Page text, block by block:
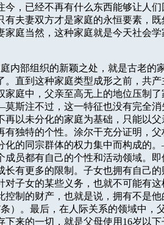
，已经不再有什么东西能够让人们
有夫妻双方才是家庭的永恒要素，
家庭当然，这种家庭就是今天社会
部组织的新颖之处，就是古老的
。直到这种家庭类型成形之前，共
家庭中，父亲至高无上的地位压制
斯注不过，这一特征也没有完全消
再以未分化的家庭为基础，只能以
有独特的个性。涂尔干充分证明，
化的同宗群体的权力集中而构成的
成员都有自己的个性和活动领域。
长有更多的限制。子女也拥有自己
对子女的某些义务，也就不可能有
控制的财产，也就是说，拥有不是
）。最后，在人际关系的领域中
下来的一切，就是父母使用16岁以